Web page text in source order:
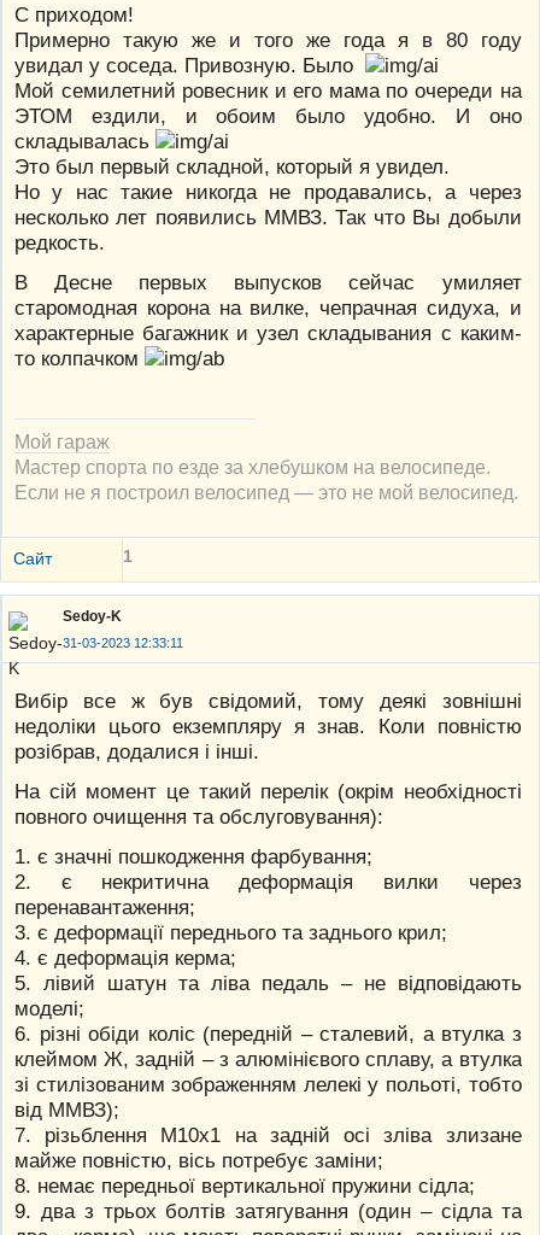
С приходом!
Примерно такую же и того же года я в 80 году
увидал у соседа. Привозную. Было
Мой семилетний ровесник и его мама по очереди на
ЭТОМ ездили, и обоим было удобно. И оно
складывалась
Это был первый складной, который я увидел.
Но у нас такие никогда не продавались, а через
несколько лет появились ММВЗ. Так что Вы добыли
редкость.
В Десне первых выпусков сейчас умиляет
старомодная корона на вилке, чепрачная сидуха, и
характерные багажник и узел складывания с каким-
то колпачком
Мой гараж
Мастер спорта по езде за хлебушком на велосипеде.
Если не я построил велосипед — это не мой велосипед.
Сайт 1
Sedoy-K
31-03-2023 12:33:11
Вибір все ж був свідомий, тому деякі зовнішні
недоліки цього екземпляру я знав. Коли повністю
розібрав, додалися і інші.
На сій момент це такий перелік (окрім необхідності
повного очищення та обслуговування):
1. є значні пошкодження фарбування;
2. є некритична деформація вилки через
перенавантаження;
3. є деформації переднього та заднього крил;
4. є деформація керма;
5. лівий шатун та ліва педаль – не відповідають
моделі;
6. різні обіди коліс (передній – сталевий, а втулка з
клеймом Ж, задній – з алюмінієвого сплаву, а втулка
зі стилізованим зображенням лелекі у польоті, тобто
від ММВЗ);
7. різьблення М10х1 на задній осі зліва злизане
майже повністю, вісь потребує заміни;
8. немає передньої вертикальної пружини сідла;
9. два з трьох болтів затягування (один – сідла та